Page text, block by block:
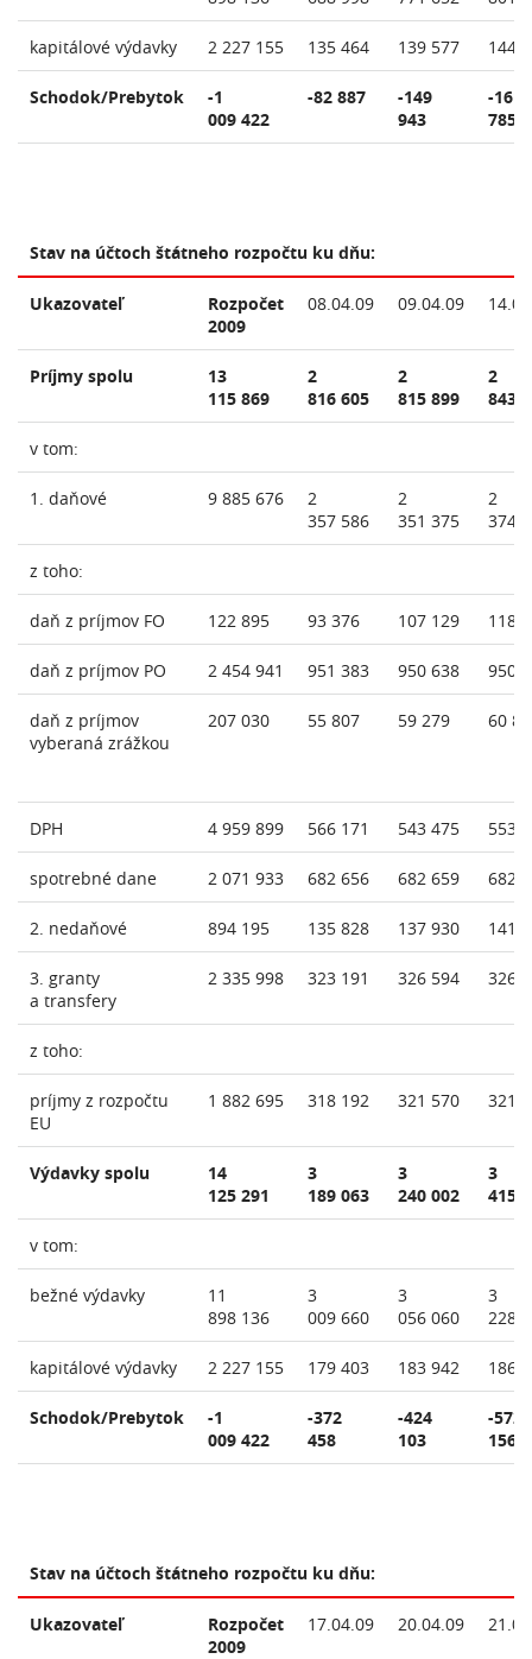
kapitálové výdavky 2 227 155 135 464 139 577 144
Schodok/Prebytok
-1
009 422
-82 887
-149
943
-161
785
Stav na účtoch štátneho rozpočtu ku dňu:
Ukazovateľ
Rozpočet
2009
08.04.09 09.04.09
Príjmy spolu
13
115 869
2
816 605
2
815 899
2
843
v tom:
1. daňové 9 885 676
2
357 586
2
351 375
2
374
z toho:
daň z príjmov FO 122 895 93 376 107 129 118
daň z príjmov PO 2 454 941 951 383 950 638 950
daň z príjmov
vyberaná zrážkou
207 030 55 807 59 279 60
DPH 4 959 899 566 171 543 475 553
spotrebné dane 2 071 933 682 656 682 659 682
2. nedaňové 894 195 135 828 137 930 141
3. granty
a transfery
2 335 998 323 191 326 594 326
z toho:
príjmy z rozpočtu
EU
1 882 695 318 192 321 570 321
Výdavky spolu
14
125 291
3
189 063
3
240 002
3
415
v tom:
bežné výdavky
11
898 136
3
009 660
3
056 060
3
228
kapitálové výdavky 2 227 155 179 403 183 942 186
Schodok/Prebytok
-1
009 422
-372
458
-424
103
-572
156
Stav na účtoch štátneho rozpočtu ku dňu:
Ukazovateľ
Rozpočet
2009
17.04.09 20.04.09